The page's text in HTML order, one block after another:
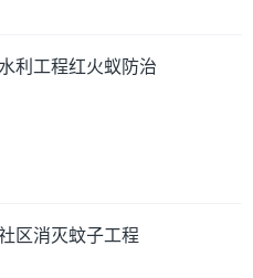
利工程红火蚁防治
区消灭蚊子工程